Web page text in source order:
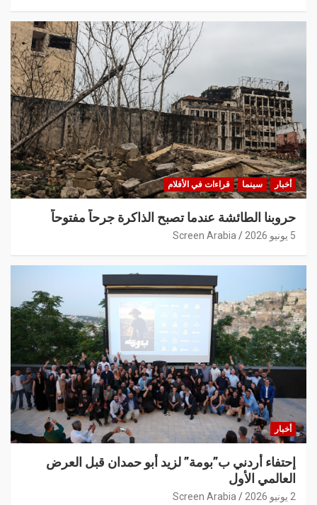
أخبار سينما قراءات في الأفلام
حروبنا الطائشة عندما تصبح الذاكرة جرحاً مفتوحاً
5 يونيو 2026 Screen Arabia
أخبار
إحتفاء أردني ب”بومة” لزيد أبو حمدان قبل العرض
العالمي الأول
2 يونيو 2026 Screen Arabia